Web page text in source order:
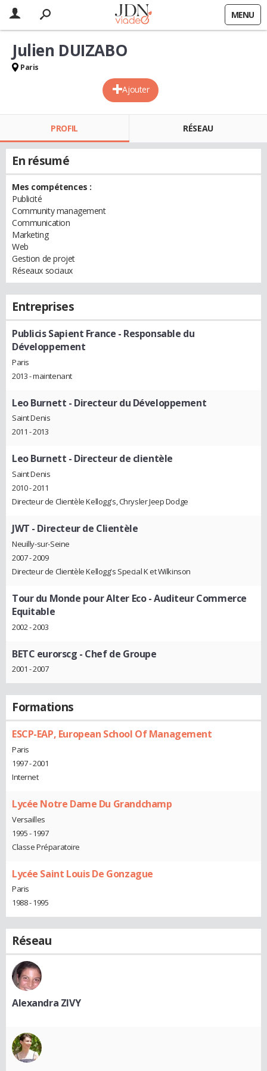
MENU
Ajouter
Julien DUIZABO
Paris
PROFIL RÉSEAU
En résumé
Mes compétences :
Publicité
Community management
Communication
Marketing
Web
Gestion de projet
Réseaux sociaux
Entreprises
Publicis Sapient France - Responsable du
Développement
Paris
2013 - maintenant
Leo Burnett - Directeur du Développement
Saint Denis
2011 - 2013
Leo Burnett - Directeur de clientèle
Saint Denis
2010 - 2011
Directeur de Clientèle Kellogg's, Chrysler Jeep Dodge
JWT - Directeur de Clientèle
Neuilly-sur-Seine
2007 - 2009
Directeur de Clientèle Kellogg's Special K et Wilkinson
Tour du Monde pour Alter Eco- Auditeur Commerce
Equitable
2002 - 2003
BETC eurorscg - Chef de Groupe
2001 - 2007
Formations
ESCP-EAP, European School Of Management
Paris
1997 - 2001
Internet
Lycée Notre Dame Du Grandchamp
Versailles
1995 - 1997
Classe Préparatoire
Lycée Saint Louis De Gonzague
Paris
1988 - 1995
Réseau
Alexandra ZIVY